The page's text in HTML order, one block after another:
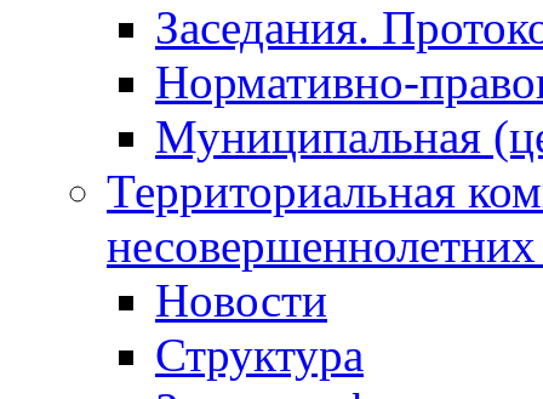
Заседания.
Нормативно-
Муниципальная
Территориальная
Новости
Структура